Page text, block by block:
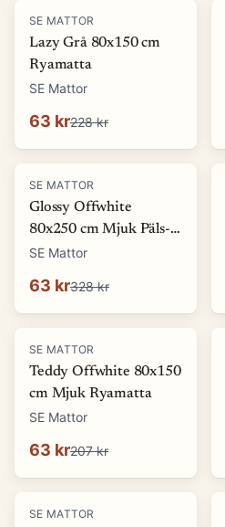
-72 %
SE MATTOR
Lazy Grå 80x150 cm
Ryamatta
SE Mattor
63 kr228 kr
-81 %
SE MATTOR
Glossy Offwhite
80x250 cm Mjuk Päls-
look Matta
SE Mattor
63 kr328 kr
-69%
SE MATTOR
Teddy Offwhite 80x150
cm Mjuk Ryamatta
SE Mattor
63 kr207 kr
-70%
SE MATTOR